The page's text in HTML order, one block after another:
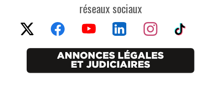
réseaux sociaux